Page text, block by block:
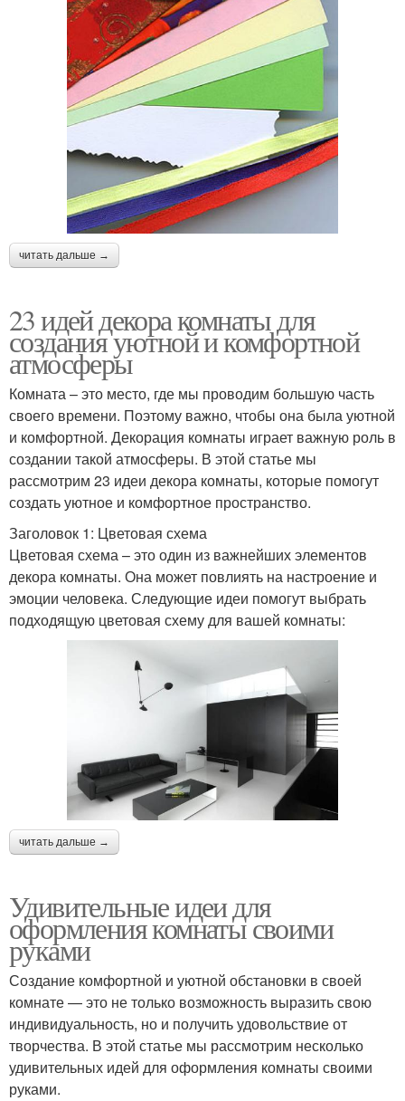
читать дальше →
23 идей декора комнаты для
создания уютной и комфортной
атмосферы
Комната – это место, где мы проводим большую часть
своего времени. Поэтому важно, чтобы она была уютной
и комфортной. Декорация комнаты играет важную роль в
создании такой атмосферы. В этой статье мы
рассмотрим 23 идеи декора комнаты, которые помогут
создать уютное и комфортное пространство.
Заголовок 1: Цветовая схема
Цветовая схема – это один из важнейших элементов
декора комнаты. Она может повлиять на настроение и
эмоции человека. Следующие идеи помогут выбрать
подходящую цветовая схему для вашей комнаты:
читать дальше →
Удивительные идеи для
оформления комнаты своими
руками
Создание комфортной и уютной обстановки в своей
комнате — это не только возможность выразить свою
индивидуальность, но и получить удовольствие от
творчества. В этой статье мы рассмотрим несколько
удивительных идей для оформления комнаты своими
руками.